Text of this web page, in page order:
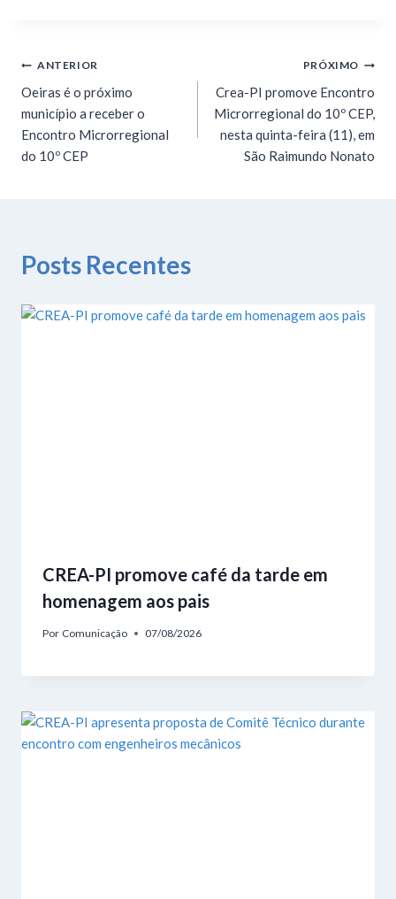
ANTERIOR
Oeiras é o próximo
município a receber o
Encontro Microrregional
do 10º CEP
PRÓXIMO
Crea-PI promove Encontro
Microrregional do 10º CEP,
nesta quinta-feira (11), em
São Raimundo Nonato
Posts Recentes
CREA-PI promove café da tarde em
homenagem aos pais
Por Comunicação 07/08/2026